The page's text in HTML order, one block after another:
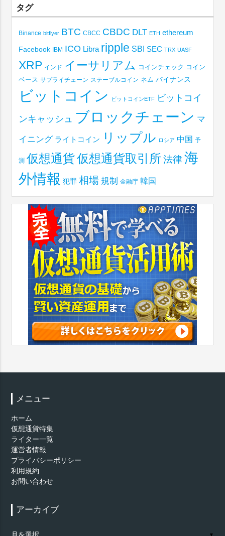
タグ
Binance bitflyer BTC CBCC CBDC DLT ETH ethereum
Facebook IBM ICO Libra ripple SBI SEC TRX UASF
XRP インド イーサリアム コインチェック コイン
ベース サプライチェーン ステーブルコイン ネム バイナンス
ビットコイン ビットコインETF ビットコイ
ンキャッシュ ブロックチェーン マ
イニング ライトコイン リップル ロシア 中国 予
測 仮想通貨仮想通貨取引所 法律 海
外情報 犯罪 相場 規制 金融庁 韓国
メニュー
ホーム
仮想通貨特集
ライター一覧
運営者情報
プライバシーポリシー
利用規約
お問い合わせ
アーカイブ
▼